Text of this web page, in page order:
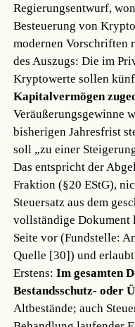
Regierungsentwurf,
Besteuerung von
modernen Vorschriften
des Auszugs: Die im
Kryptowerte sollen
Kapitalvermögen
Veräußerungsgewinne
bisherigen Jahresfrist
soll „zu einer
Das entspricht der
Fraktion (§20 EStG),
Steuersatz aus dem
vollständige Dokument
Seite vor (Fundstelle:
Quelle [30]) und
Erstens:Im gesamten
Bestandsschutz- oder
Altbestände; auch